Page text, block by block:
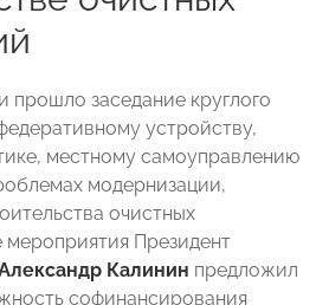
прошло заседание круглого
устройству,
местному самоуправлению
модернизации,
очистных
Президент
Калинин предложил
софинансирования